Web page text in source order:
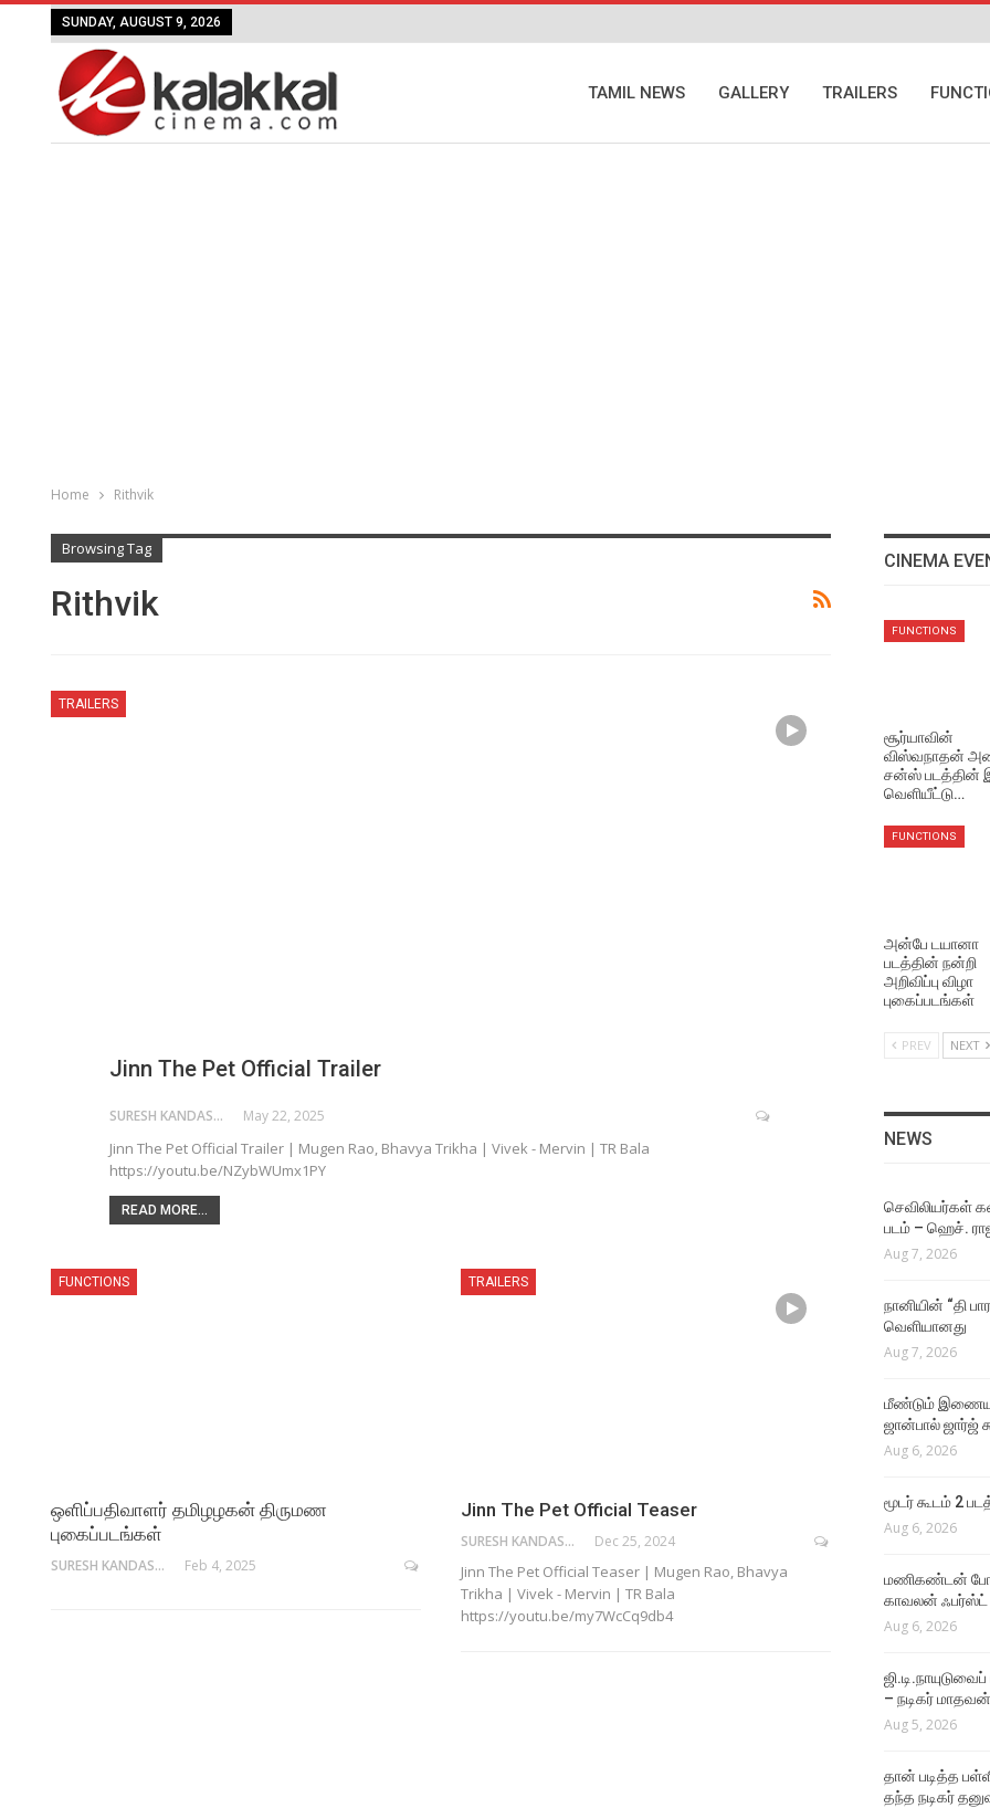
SUNDAY, AUGUST 9, 2026
TAMIL NEWS GALLERY TRAILERS
Home Rithvik
Browsing Tag
Rithvik
TRAILERS
Jinn The Pet Official Trailer
SURESH KANDASAMY May 22, 2025
Jinn The Pet Official Trailer | Mugen Rao, Bhavya Trikha | Vivek - Mervin | TR Bala
https://youtu.be/NZybWUmx1PY
READ MORE...
FUNCTIONS
ஒளிப்பதிவாளர் தமிழழகன் திருமண
புகைப்படங்கள்
SURESH KANDASAMY Feb 4, 2025
TRAILERS
Jinn The Pet Official Teaser
SURESH KANDASAMY Dec 25, 2024
Jinn The Pet Official Teaser | Mugen Rao, Bhavya
Trikha | Vivek - Mervin | TR Bala
https://youtu.be/my7WcCq9db4
CINEMA
FUNCTIONS
சூர்யாவின்
விஸ்வநாதன்
சன்ஸ் படத்தின்
வெளியீட்டு…
FUNCTIONS
அன்பே டயானா
படத்தின் நன்றி
அறிவிப்பு விழா
புகைப்படங்கள்
PREV NEXT
NEWS
செவிலியர்கள்
படம் – ஹெச்.
Aug 7, 2026
நானியின் “தி
வெளியானது
Aug 7, 2026
மீண்டும்
ஜான்பால் ஜார்ஜ்
Aug 6, 2026
மூடர் கூடம் 2
Aug 6, 2026
மணிகண்டன்
காவலன் ஃபர்ஸ்ட்
Aug 6, 2026
– நடிகர் மாதவன்
Aug 5, 2026
தான் படித்த
தந்த நடிகர்
EVENTS VIDEOS
EVENTS VIDEOS
முதல்வர் விஜய் செய்தது
சரியா தவறா ? மக்களின்
சன்ஸ்’ படத்தின் ‘தி ஒன் ரூல்’
பாடல் வெளியீடு!
இயக்குநர் மோகன் ராஜா
இயக்கத்தில் நடிக்கும்
NEWS
நடிகர் கிருஷ்ணாவின் 25வது
படம் மர்டர் இன் டவுன்!
VIDEO SONGS
VIDEO SONGS
Rathatha Thaa Lyrical